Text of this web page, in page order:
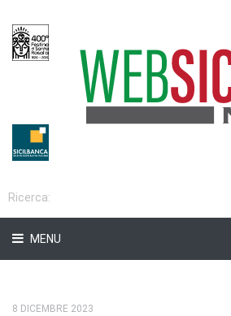
MENU
8 DICEMBRE 2023